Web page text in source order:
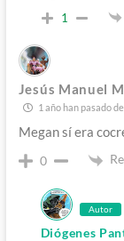
1
Jesús Manuel
1 año han pasado
Megan sí era
0
Autor
Diógenes